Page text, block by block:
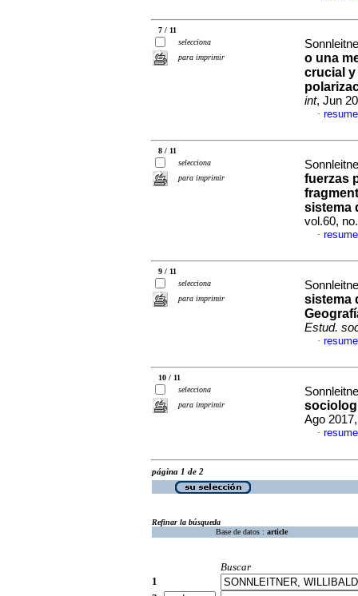
7 / 11
selecciona
para imprimir
o una
crucial y
int, Jun
·
8 / 11
selecciona
para imprimir
fuerzas
sistema
vol.60,
·
9 / 11
selecciona
para imprimir
sistema
Estud.
·
10 / 11
selecciona
para imprimir
Ago
·
página 1 de 2
Refinar la búsqueda
Base de datos : article
Buscar
1